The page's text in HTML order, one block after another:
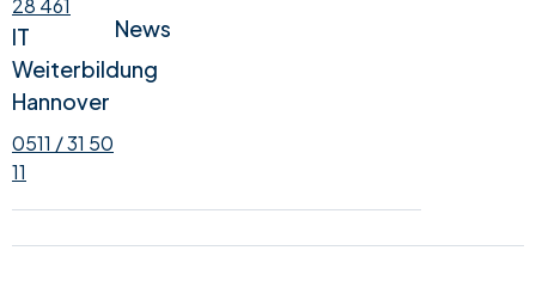
28 461
IT
Weiterbildung
Hannover
0511 / 31 50
11
News